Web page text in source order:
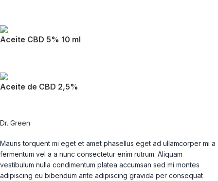
Aceite CBD 5% 10 ml
Aceite de CBD 2,5%
Dr. Green
Mauris torquent mi eget et amet phasellus eget ad ullamcorper mi a
fermentum vel a a nunc consectetur enim rutrum. Aliquam
vestibulum nulla condimentum platea accumsan sed mi montes
adipiscing eu bibendum ante adipiscing gravida per consequat